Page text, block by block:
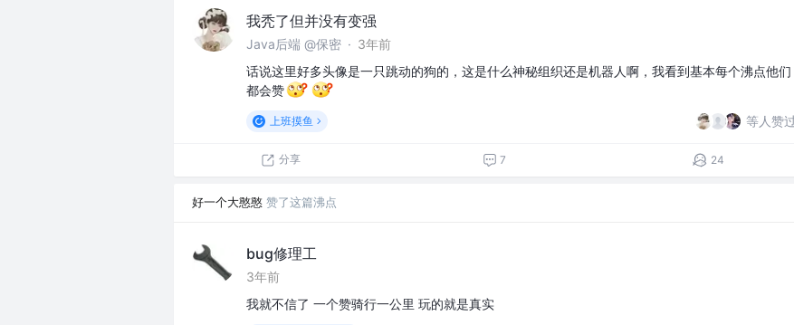
我秃了但并没有变强
Java后端 @保密 · 3年前
话说这里好多头像是一只跳动的狗的，这是什么神秘组织还是机器人啊，我看到基本每个沸点他们
都会赞
上班摸鱼 等人赞
分享 7 24
好一个大憨憨 赞了这篇沸点
bug修理工
3年前
我就不信了 一个赞骑行一公里 玩的就是真实